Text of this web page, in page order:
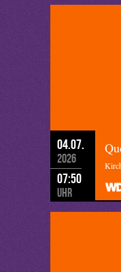
04.07.
2026
07:50
Uhr